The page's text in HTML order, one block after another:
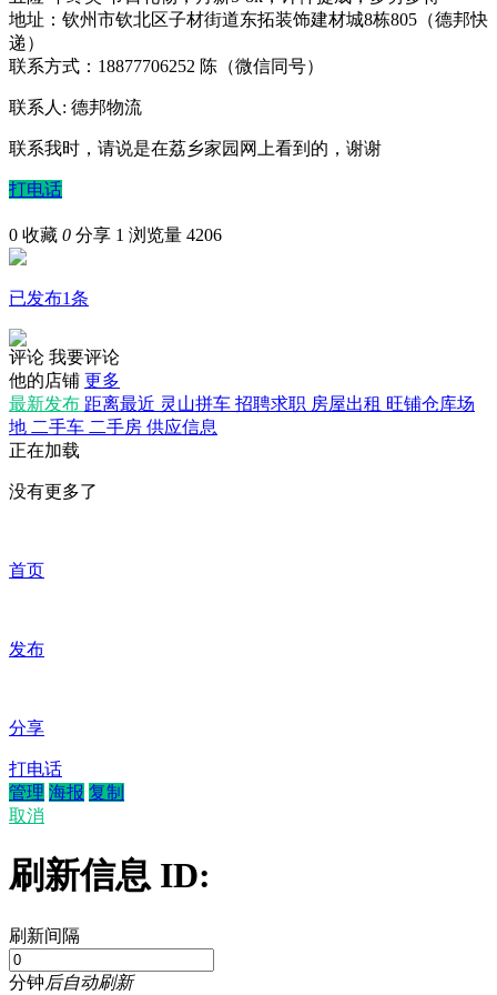
地址：钦州市钦北区子材街道东拓装饰建材城8栋805（德邦快
递）
联系方式：18877706252 陈（微信同号）
联系人: 德邦物流
联系我时，请说是在荔乡家园网上看到的，谢谢
打电话
0 收藏 0 分享 1 浏览量 4206
已发布1条
评论 我要评论
他的店铺 更多
最新发布 距离最近 灵山拼车 招聘求职 房屋出租 旺铺仓库场
地 二手车 二手房 供应信息
正在加载
没有更多了
首页
发布
分享
打电话
管理 海报 复制
取消
刷新信息 ID:
刷新间隔
分钟后自动刷新